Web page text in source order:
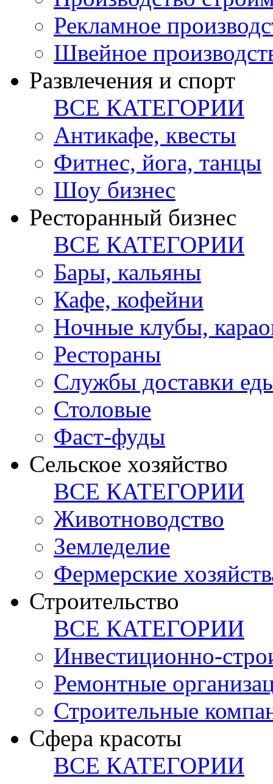
Рекламное
Швейное
Развлечения и спорт
ВСЕ КАТЕГОРИИ
Антикафе, квесты
Фитнес, йога, танцы
Шоу бизнес
Ресторанный бизнес
ВСЕ КАТЕГОРИИ
Бары, кальяны
Кафе, кофейни
Ночные клубы,
Рестораны
Службы доставки
Столовые
Фаст-фуды
Сельское хозяйство
ВСЕ КАТЕГОРИИ
Животноводство
Земледелие
Фермерские
Строительство
ВСЕ КАТЕГОРИИ
Инвестиционно-
Ремонтные
Строительные
Сфера красоты
ВСЕ КАТЕГОРИИ